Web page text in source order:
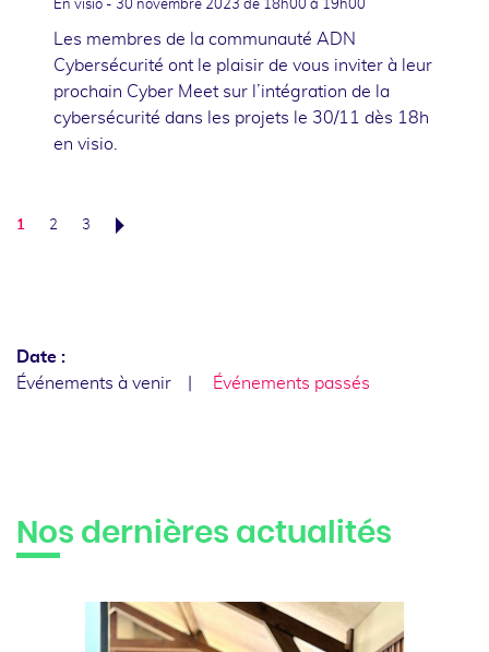
En visio - 30 novembre 2023 de 18h00 à 19h00
Les membres de la communauté ADN
Cybersécurité ont le plaisir de vous inviter à leur
prochain Cyber Meet sur l’intégration de la
cybersécurité dans les projets le 30/11 dès 18h
en visio.
1 2 3
Date :
Événements à venir
Événements passés
Nos dernières actualités